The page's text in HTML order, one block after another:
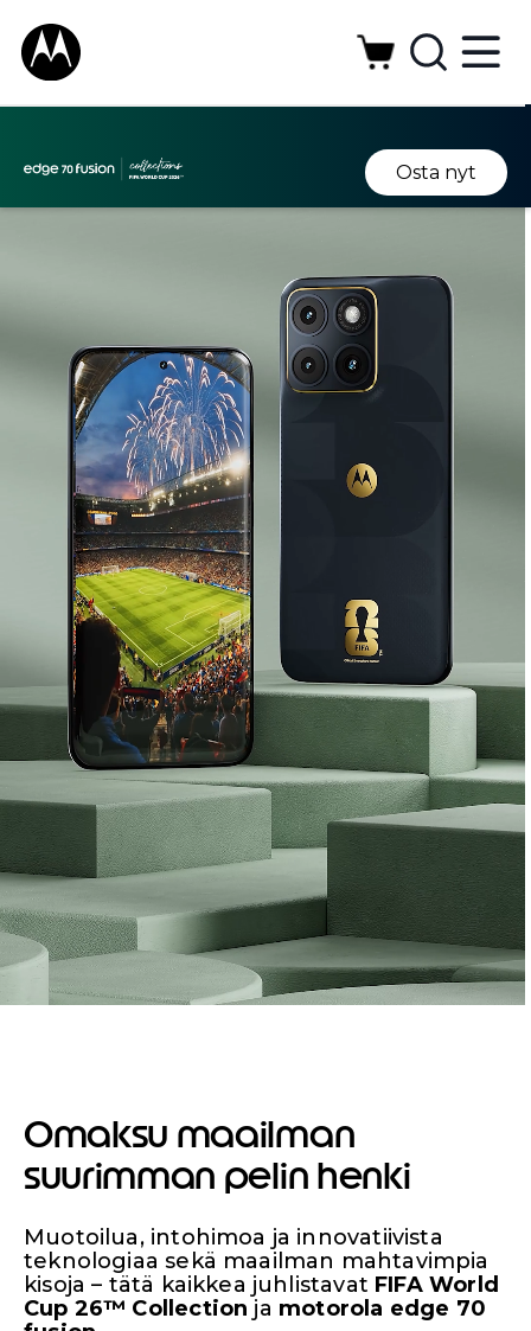
Osta nyt
Omaksu maailman
suurimman pelin henki
Muotoilua, intohimoa ja innovatiivista
teknologiaa sekä maailman mahtavimpia
kisoja – tätä kaikkea juhlistavat FIFA World
Cup 26™ Collection ja motorola edge 70